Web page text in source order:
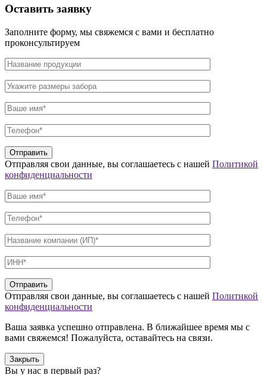
Оставить заявку
Заполните форму, мы свяжемся с вами и бесплатно
проконсультируем
Отправляя свои данные, вы соглашаетесь с нашей Политикой
конфиденциальности
Отправляя свои данные, вы соглашаетесь с нашей Политикой
конфиденциальности
Ваша заявка успешно отправлена. В ближайшее время мы с
вами свяжемся! Пожалуйста, оставайтесь на связи.
Закрыть
Вы у нас в первый раз?